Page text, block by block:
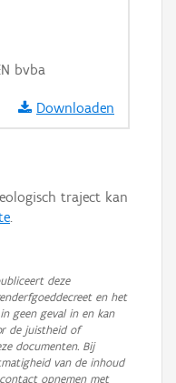
bvba
Downloaden
traject kan
.
deze
en het
geen geval in en kan
de juistheid of
documenten. Bij
van de inhoud
opnemen met